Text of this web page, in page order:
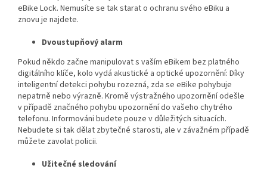
eBike Lock. Nemusíte se tak starat o ochranu svého eBiku a
znovu je najdete.
Dvoustupňový alarm
Pokud někdo začne manipulovat s vaším eBikem bez platného
digitálního klíče, kolo vydá akustické a optické upozornění: Díky
inteligentní detekci pohybu rozezná, zda se eBike pohybuje
nepatrně nebo výrazně. Kromě výstražného upozornění odešle
v případě značného pohybu upozornění do vašeho chytrého
telefonu. Informováni budete pouze v důležitých situacích.
Nebudete si tak dělat zbytečné starosti, ale v závažném případě
můžete zavolat policii.
Užitečné sledování